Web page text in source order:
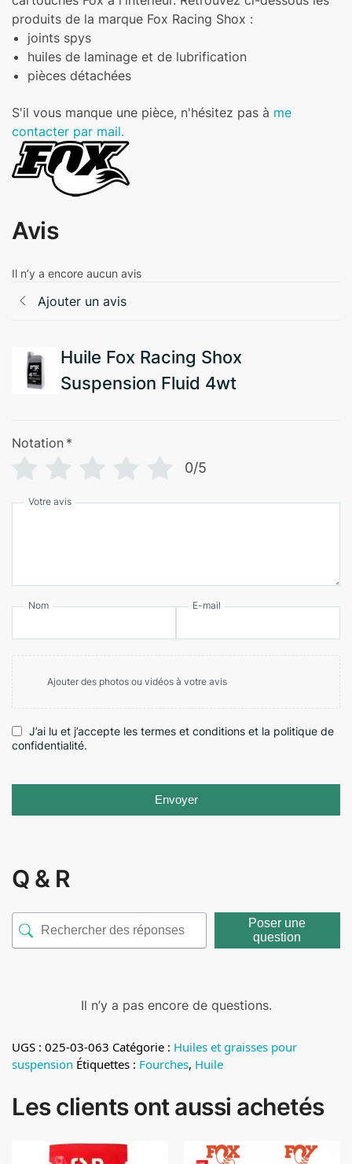
produits de la marque Fox Racing Shox :
joints spys
huiles de laminage et de lubrification
pièces détachées
S'il vous manque une pièce, n'hésitez pas à me
contacter par mail.
Avis
Il n’y a encore aucun avis
Ajouter un avis
Huile Fox Racing Shox
Suspension Fluid 4wt
Notation *
0/5
Votre avis
Nom E-mail
Ajouter des photos ou vidéos à votre avis
J’ai lu et j’accepte les termes et conditions et la politique de
confidentialité.
Envoyer
Q & R
Poser une
question
Il n’y a pas encore de questions.
UGS : 025-03-063 Catégorie : Huiles et graisses pour
suspension Étiquettes : Fourches, Huile
Les clients ont aussi achetés